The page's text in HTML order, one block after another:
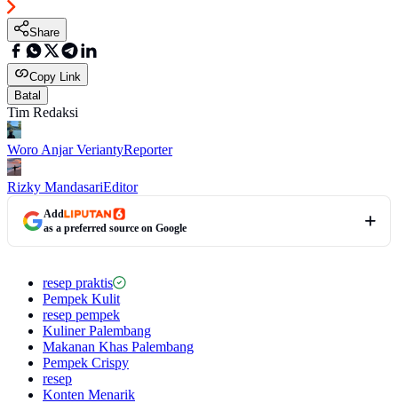
Share
Copy Link
Batal
Tim Redaksi
Woro Anjar VeriantyReporter
Rizky MandasariEditor
Add
as a preferred source on Google
resep praktis
Pempek Kulit
resep pempek
Kuliner Palembang
Makanan Khas Palembang
Pempek Crispy
resep
Konten Menarik